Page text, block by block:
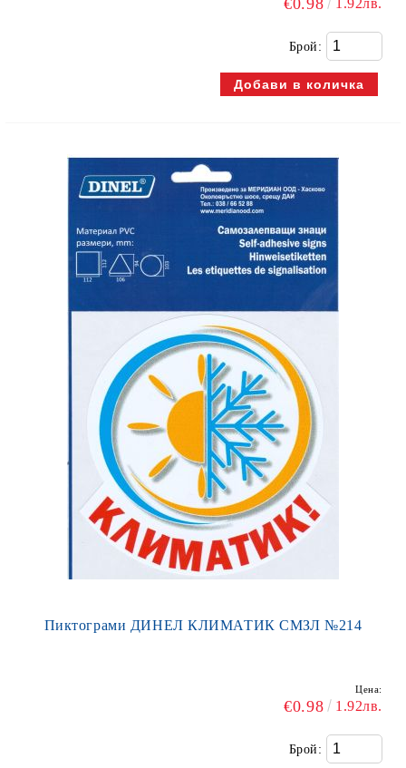
€0.98 1.92лв.
Брой:
Пиктограми ДИНЕЛ КЛИМАТИК СМЗЛ №214
Цена:
€0.98 1.92лв.
Брой: